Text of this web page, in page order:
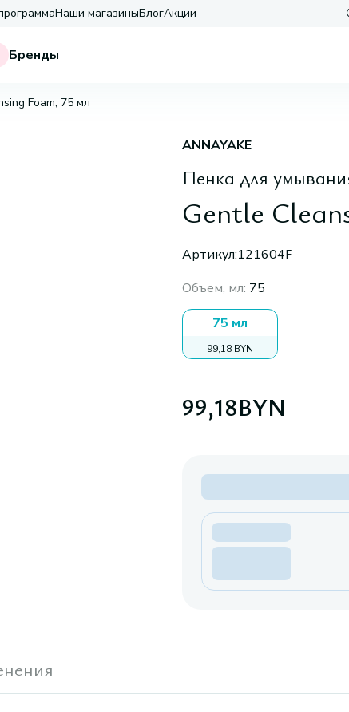
Наши магазиныБлогАкции
Бренды
Foam, 75 мл
ANNAYAKE
Пенка для
Gentle
Артикул:121604F
Объем, мл: 75
75 мл
99,18 BYN
99,18BYN